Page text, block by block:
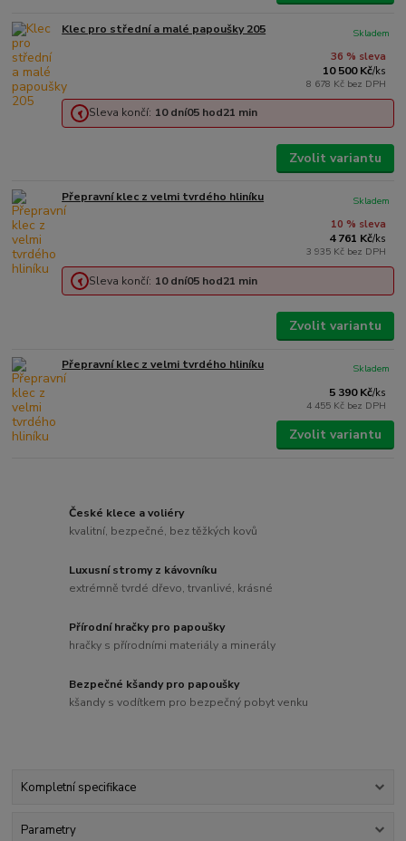
Klec pro střední a malé papoušky 205
36 % sleva
10 500 Kč/ks
8 678 Kč bez DPH
Skladem
Sleva končí: 10 dní05 hod21 min
Zvolit variantu
Přepravní klec z velmi tvrdého hliníku
10 % sleva
4 761 Kč/ks
3 935 Kč bez DPH
Skladem
Sleva končí: 10 dní05 hod21 min
Zvolit variantu
Přepravní klec z velmi tvrdého hliníku
5 390 Kč/ks
4 455 Kč bez DPH
Skladem
Zvolit variantu
České klece a voliéry
kvalitní, bezpečné, bez těžkých kovů
Luxusní stromy z kávovníku
extrémně tvrdé dřevo, trvanlivé, krásné
Přírodní hračky pro papoušky
hračky s přírodními materiály a minerály
Bezpečné kšandy pro papoušky
kšandy s vodítkem pro bezpečný pobyt venku
Kompletní specifikace
Parametry